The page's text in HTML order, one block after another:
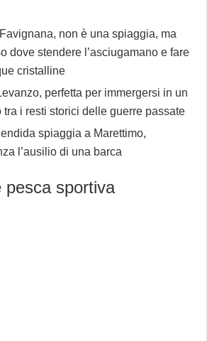
non è una spiaggia, ma
dove stendere l’asciugamano e fare
cristalline
perfetta per immergersi in un
tra i resti storici delle guerre passate
spiaggia a Marettimo,
l’ausilio di una barca
pesca sportiva